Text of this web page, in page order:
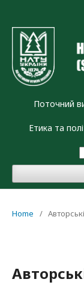
Поточний
Етика та
Home /